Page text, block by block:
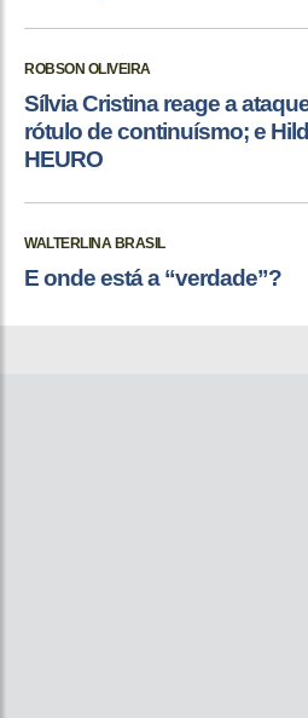
ROBSON OLIVEIRA
Sílvia Cristina reage a
rótulo de continuísmo; e
HEURO
WALTERLINA BRASIL
E onde está a “verdade”?